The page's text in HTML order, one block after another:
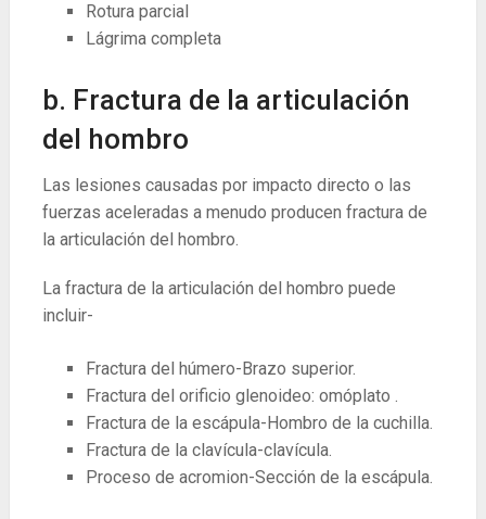
Rotura parcial
Lágrima completa
b. Fractura de la articulación
del hombro
Las lesiones causadas por impacto directo o las
fuerzas aceleradas a menudo producen fractura de
la articulación del hombro.
La fractura de la articulación del hombro puede
incluir-
Fractura del húmero-Brazo superior.
Fractura del orificio glenoideo: omóplato .
Fractura de la escápula-Hombro de la cuchilla.
Fractura de la clavícula-clavícula.
Proceso de acromion-Sección de la escápula.